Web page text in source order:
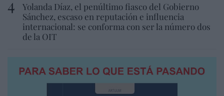
Yolanda Díaz, el penúltimo fiasco del Gobierno
Sánchez, escaso en reputación e influencia
internacional: se conforma con ser la número dos
de la OIT